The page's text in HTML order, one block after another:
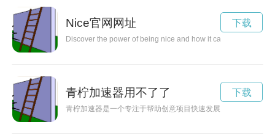
Nice官网网址
Discover the power of being nice and how it can make a
下载
青柠加速器用不了了
青柠加速器是一个专注于帮助创意项目快速发展的平台，通过
下载